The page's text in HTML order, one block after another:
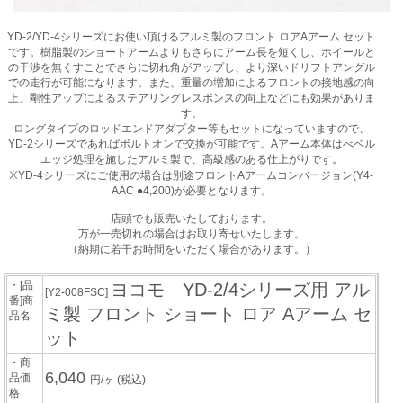
YD-2/YD-4シリーズにお使い頂けるアルミ製のフロント ロアAアーム セット
です。樹脂製のショートアームよりもさらにアーム長を短くし、ホイールと
の干渉を無くすことでさらに切れ角がアップし、より深いドリフトアングル
での走行が可能になります。また、重量の増加によるフロントの接地感の向
上、剛性アップによるステアリングレスポンスの向上などにも効果がありま
す。
ロングタイプのロッドエンドアダプター等もセットになっていますので、
YD-2シリーズであればボルトオンで交換が可能です。Aアーム本体はべベル
エッジ処理を施したアルミ製で、高級感のある仕上がりです。
※YD-4シリーズにご使用の場合は別途フロントAアームコンバージョン(Y4-
AAC ●4,200)が必要となります。
店頭でも販売いたしております。
万が一売切れの場合はお取り寄せいたします。
（納期に若干お時間をいただく場合があります。）
・[品
番]商
品名
[Y2-008FSC] ヨコモ YD-2/4シリーズ用 アル
ミ製 フロント ショート ロア Aアーム セ
ット
・商
品価
格
6,040 円/ヶ(税込)